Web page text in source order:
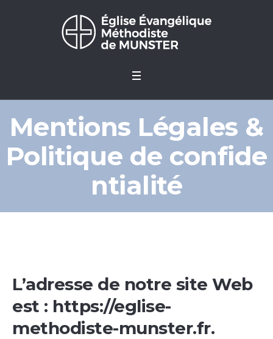
Mentions Légales &
Politique de confide
ntialité
L’adresse de notre site Web
est : https://eglise-
methodiste-munster.fr.